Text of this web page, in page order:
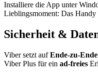
Installiere die App unter
Lieblingsmoment: Das Handy
Sicherheit &
Viber setzt aufEnde-zu-
Viber Plus für ein ad-freies